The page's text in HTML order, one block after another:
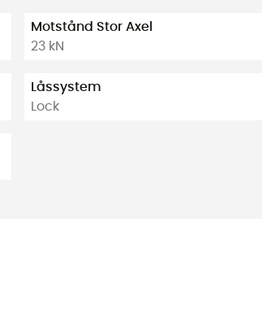
Motstånd Stor Axel
23 kN
Låssystem
Lock